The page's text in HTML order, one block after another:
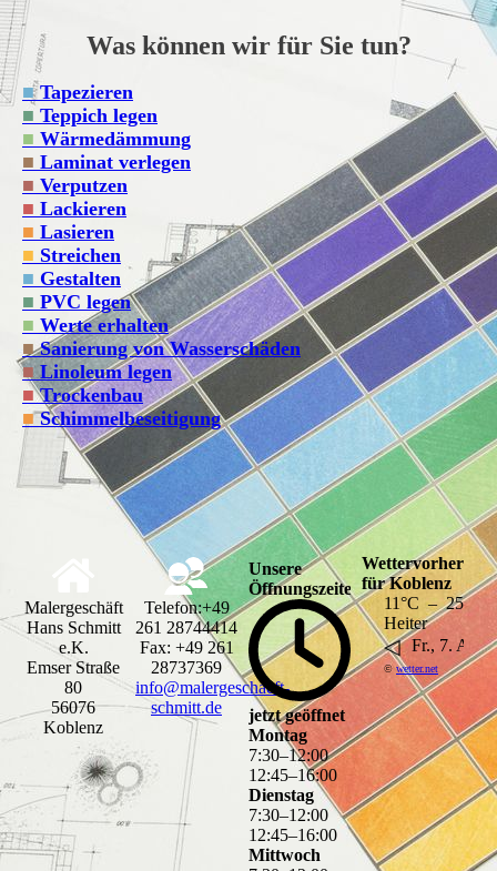
Was können wir für Sie tun?
■Tapezieren
■ Teppich legen
■ Wärmedämmung
■ Laminat verlegen
■ Verputzen
■ Lackieren
■ Lasieren
■ Streichen
■ Gestalten
■ PVC legen
■ Werte erhalten
■ Sanierung von Wasserschäden
■ Linoleum legen
■ Trockenbau
■ Schimmelbeseitigung
Malergeschäft
Hans Schmitt
e.K.
Emser Straße
80
56076
Koblenz
Telefon:+49
261 28744414
Fax: +49 261
28737369
info@malergeschaeft-
schmitt.de
Unsere
Öffnungszeiten
jetzt geöffnet
Montag
7:30–12:00
12:45–16:00
Dienstag
7:30–12:00
12:45–16:00
Mittwoch
Wettervorhersage
für Koblenz
11°C – 25°C
Heiter
◁ Fr., 7. Aug..
© wetter.net